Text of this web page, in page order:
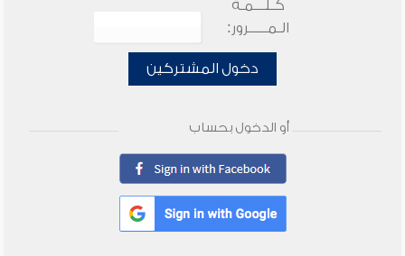
كـلـــمـة
الـمـــــرور:
دخول المشتركين
أو الدخول بحساب